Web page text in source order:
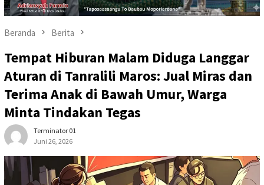
Beranda Berita
Tempat Hiburan Malam Diduga Langgar
Aturan di Tanralili Maros: Jual Miras dan
Terima Anak di Bawah Umur, Warga
Minta Tindakan Tegas
Terminator 01
Juni 26, 2026